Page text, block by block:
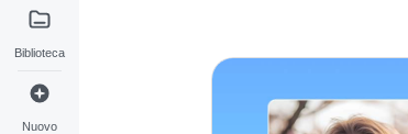
Biblioteca
Nuovo